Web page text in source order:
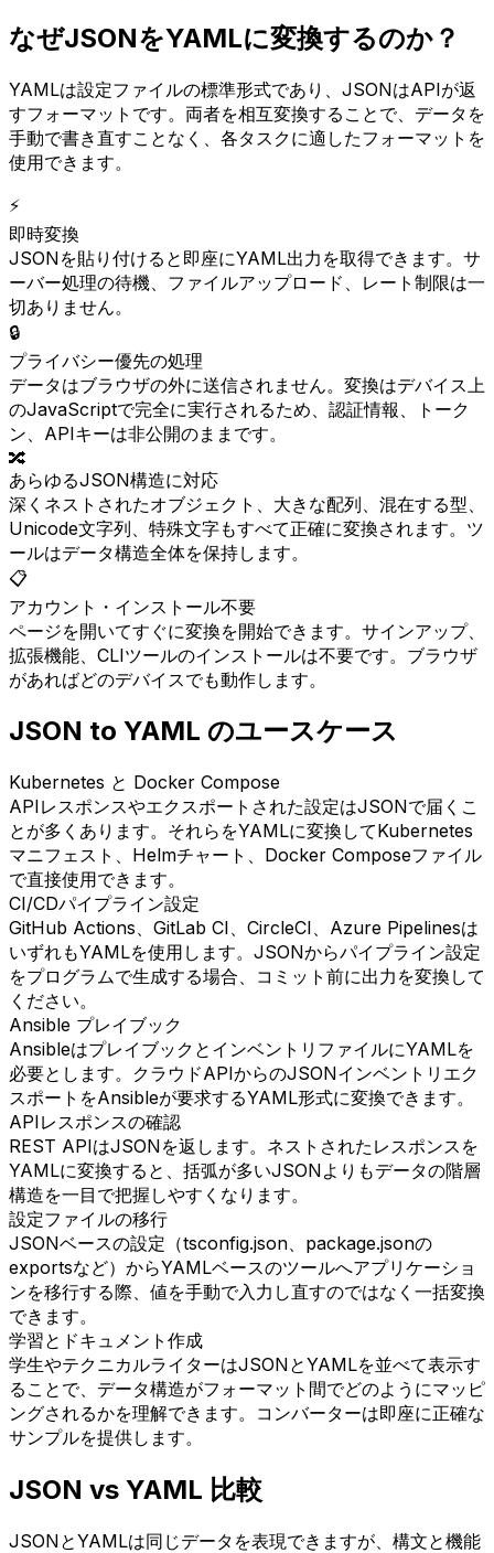
なぜJSONをYAMLに変換するのか？
YAMLは設定ファイルの標準形式であり、JSONはAPIが返
すフォーマットです。両者を相互変換することで、データを
手動で書き直すことなく、各タスクに適したフォーマットを
使用できます。
⚡
即時変換
JSONを貼り付けると即座にYAML出力を取得できます。サ
ーバー処理の待機、ファイルアップロード、レート制限は一
切ありません。
🔒
プライバシー優先の処理
データはブラウザの外に送信されません。変換はデバイス上
のJavaScriptで完全に実行されるため、認証情報、トーク
ン、APIキーは非公開のままです。
🔀
あらゆるJSON構造に対応
深くネストされたオブジェクト、大きな配列、混在する型、
Unicode文字列、特殊文字もすべて正確に変換されます。ツ
ールはデータ構造全体を保持します。
📋
アカウント・インストール不要
ページを開いてすぐに変換を開始できます。サインアップ、
拡張機能、CLIツールのインストールは不要です。ブラウザ
があればどのデバイスでも動作します。
JSON to YAML のユースケース
Kubernetes と Docker Compose
APIレスポンスやエクスポートされた設定はJSONで届くこ
とが多くあります。それらをYAMLに変換してKubernetes
マニフェスト、Helmチャート、Docker Composeファイル
で直接使用できます。
CI/CDパイプライン設定
GitHub Actions、GitLab CI、CircleCI、Azure Pipelinesは
いずれもYAMLを使用します。JSONからパイプライン設定
をプログラムで生成する場合、コミット前に出力を変換して
ください。
Ansible プレイブック
AnsibleはプレイブックとインベントリファイルにYAMLを
必要とします。クラウドAPIからのJSONインベントリエク
スポートをAnsibleが要求するYAML形式に変換できます。
APIレスポンスの確認
REST APIはJSONを返します。ネストされたレスポンスを
YAMLに変換すると、括弧が多いJSONよりもデータの階層
構造を一目で把握しやすくなります。
設定ファイルの移行
JSONベースの設定（tsconfig.json、package.jsonの
exportsなど）からYAMLベースのツールへアプリケーショ
ンを移行する際、値を手動で入力し直すのではなく一括変換
できます。
学習とドキュメント作成
学生やテクニカルライターはJSONとYAMLを並べて表示す
ることで、データ構造がフォーマット間でどのようにマッピ
ングされるかを理解できます。コンバーターは即座に正確な
サンプルを提供します。
JSON vs YAML 比較
JSONとYAMLは同じデータを表現できますが、構文と機能